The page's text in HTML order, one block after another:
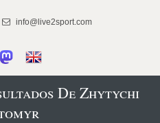
info@live2sport.com
De Zhytychi